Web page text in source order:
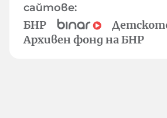
сайтове:
БНР
Архивен фонд на БНР